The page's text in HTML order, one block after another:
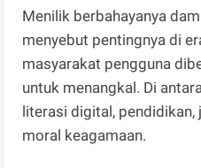
Menilik berbahayanya
menyebut pentingnya di
masyarakat pengguna
untuk menangkal. Di
literasi digital, pendidikan,
moral keagamaan.